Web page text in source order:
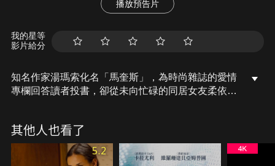
播放預告片
我的星等
影片給分
知名作家湯瑪索化名「馬奎斯」，為時尚雜誌的愛情
專欄回答讀者投書，卻從未向忙碌的同居女友柔依透
手，因為她不確定是否還愛他。這個女孩就是柔依，
是他交往10年的女朋友。湯瑪索該怎麼辦？他該透過
專欄回答她？還是跟她坦承並溝通？湯瑪索決定先以
其他人也看了
5.2